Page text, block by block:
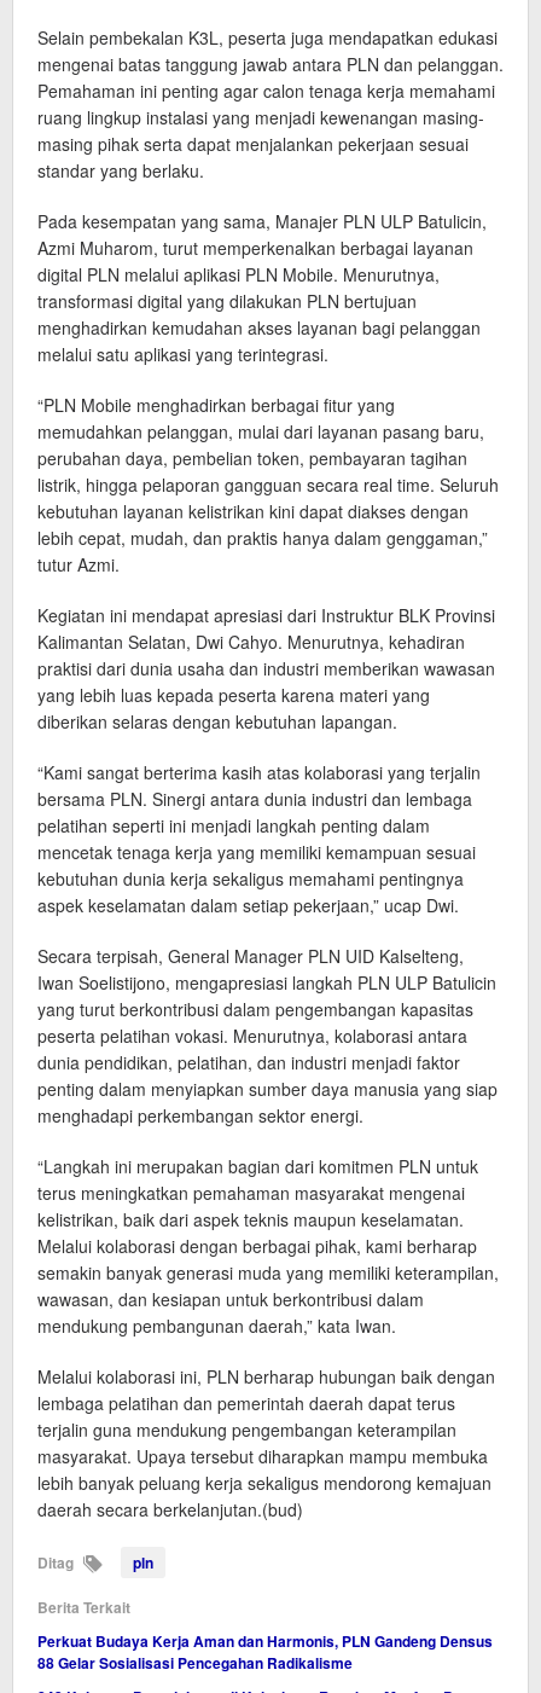
Selain pembekalan K3L, peserta juga mendapatkan edukasi
mengenai batas tanggung jawab antara PLN dan pelanggan.
Pemahaman ini penting agar calon tenaga kerja memahami
ruang lingkup instalasi yang menjadi kewenangan masing-
masing pihak serta dapat menjalankan pekerjaan sesuai
standar yang berlaku.
Pada kesempatan yang sama, Manajer PLN ULP Batulicin,
Azmi Muharom, turut memperkenalkan berbagai layanan
digital PLN melalui aplikasi PLN Mobile. Menurutnya,
transformasi digital yang dilakukan PLN bertujuan
menghadirkan kemudahan akses layanan bagi pelanggan
melalui satu aplikasi yang terintegrasi.
“PLN Mobile menghadirkan berbagai fitur yang
memudahkan pelanggan, mulai dari layanan pasang baru,
perubahan daya, pembelian token, pembayaran tagihan
listrik, hingga pelaporan gangguan secara real time. Seluruh
kebutuhan layanan kelistrikan kini dapat diakses dengan
lebih cepat, mudah, dan praktis hanya dalam genggaman,”
tutur Azmi.
Kegiatan ini mendapat apresiasi dari Instruktur BLK Provinsi
Kalimantan Selatan, Dwi Cahyo. Menurutnya, kehadiran
praktisi dari dunia usaha dan industri memberikan wawasan
yang lebih luas kepada peserta karena materi yang
diberikan selaras dengan kebutuhan lapangan.
“Kami sangat berterima kasih atas kolaborasi yang terjalin
bersama PLN. Sinergi antara dunia industri dan lembaga
pelatihan seperti ini menjadi langkah penting dalam
mencetak tenaga kerja yang memiliki kemampuan sesuai
kebutuhan dunia kerja sekaligus memahami pentingnya
aspek keselamatan dalam setiap pekerjaan,” ucap Dwi.
Secara terpisah, General Manager PLN UID Kalselteng,
Iwan Soelistijono, mengapresiasi langkah PLN ULP Batulicin
yang turut berkontribusi dalam pengembangan kapasitas
peserta pelatihan vokasi. Menurutnya, kolaborasi antara
dunia pendidikan, pelatihan, dan industri menjadi faktor
penting dalam menyiapkan sumber daya manusia yang siap
menghadapi perkembangan sektor energi.
“Langkah ini merupakan bagian dari komitmen PLN untuk
terus meningkatkan pemahaman masyarakat mengenai
kelistrikan, baik dari aspek teknis maupun keselamatan.
Melalui kolaborasi dengan berbagai pihak, kami berharap
semakin banyak generasi muda yang memiliki keterampilan,
wawasan, dan kesiapan untuk berkontribusi dalam
mendukung pembangunan daerah,” kata Iwan.
Melalui kolaborasi ini, PLN berharap hubungan baik dengan
lembaga pelatihan dan pemerintah daerah dapat terus
terjalin guna mendukung pengembangan keterampilan
masyarakat. Upaya tersebut diharapkan mampu membuka
lebih banyak peluang kerja sekaligus mendorong kemajuan
daerah secara berkelanjutan.(bud)
Ditag pln
Berita Terkait
Perkuat Budaya Kerja Aman dan Harmonis, PLN Gandeng Densus
88 Gelar Sosialisasi Pencegahan Radikalisme